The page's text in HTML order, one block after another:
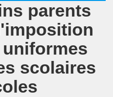
parents
scolaires